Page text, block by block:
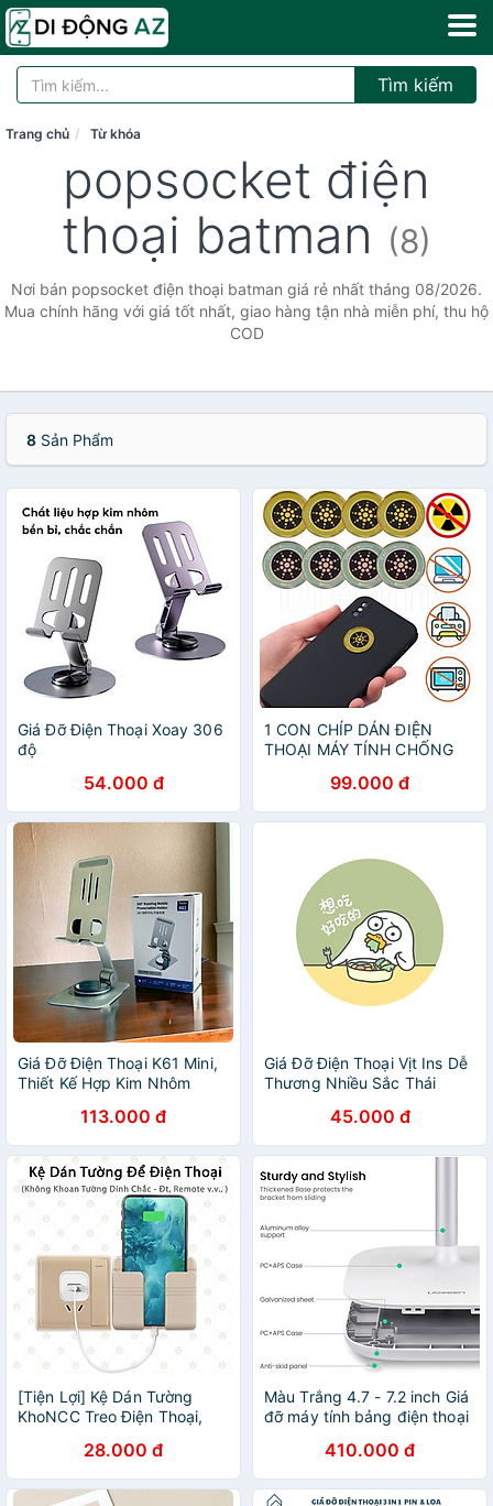
Tìm kiếm
Trang chủ Từ khóa
popsocket điện
thoại batman (8)
Nơi bán popsocket điện thoại batman giá rẻ nhất tháng 08/2026.
Mua chính hãng với giá tốt nhất, giao hàng tận nhà miễn phí, thu hộ
COD
8 Sản Phẩm
Giá Đỡ Điện Thoại Xoay 306
độ
54.000 đ
1 CON CHÍP DÁN ĐIỆN
THOẠI MÁY TÍNH CHỐNG
TOÀN CHO MỌI NGƯỜI
99.000 đ
Giá Đỡ Điện Thoại K61 Mini,
Thiết Kế Hợp Kim Nhôm
113.000 đ
Giá Đỡ Điện Thoại Vịt Ins Dễ
Thương Nhiều Sắc Thái
45.000 đ
[Tiện Lợi] Kệ Dán Tường
KhoNCC Treo Điện Thoại,
Chính Hãng Không Cần
Khoan Tường - KDHS-9910-
KDTDDT (Nhiều màu)
28.000 đ
Màu Trắng 4.7 - 7.2 inch Giá
đỡ máy tính bảng điện thoại
Hàng chính hãng
410.000 đ